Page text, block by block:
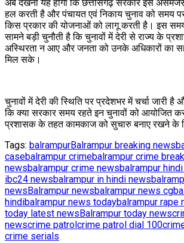
अब देखना यह होगा कि छत्तीसगढ़ सरकार इस
हल करती है और पंचायत एवं निकाय चुनाव को समय
किस प्रकार की योजनाओं को लागू करती है। इस
सामने बड़ी चुनौती है कि चुनावों में देरी से राज्य के
अस्थिरता न आए और जनता को उनके अधिकारों का
मिल सके।
चुनावों में देरी की स्थिति पर प्रदेशभर में चर्चा जारी
कि क्या सरकार समय रहते इन चुनावों को आयोजित कर
प्रशासक के तहत कामकाज को सुचारु बनाए रखने के
Tags: balrampurBalrampur breaking news
casebalrampur crimebalrampur crime
newsbalrampur crime newsbalrampur
ibc24 newsbalrampur in hindi news
news Balrampur newsbalrampur news cg
hindibalrampur news todaybalrampur rape
today latest news Balrampur today news
newscrime patrol crime patrol dial 100
crime serials